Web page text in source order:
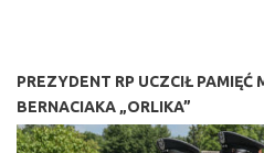
PREZYDENT RP UCZCIŁ PAMIĘĆ
BERNACIAKA „ORLIKA”